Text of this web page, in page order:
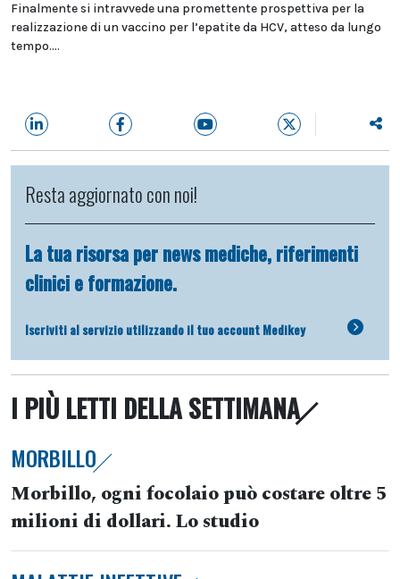
Finalmente si intravvede una promettente prospettiva per la
realizzazione di un vaccino per l’epatite da HCV, atteso da lungo
tempo....
Resta aggiornato con noi!
La tua risorsa per news mediche, riferimenti
clinici e formazione.
Iscriviti al servizio utilizzando il tuo account Medikey
I PIÙ LETTI DELLA SETTIMANA
MORBILLO
Morbillo, ogni focolaio può costare oltre 5
milioni di dollari. Lo studio